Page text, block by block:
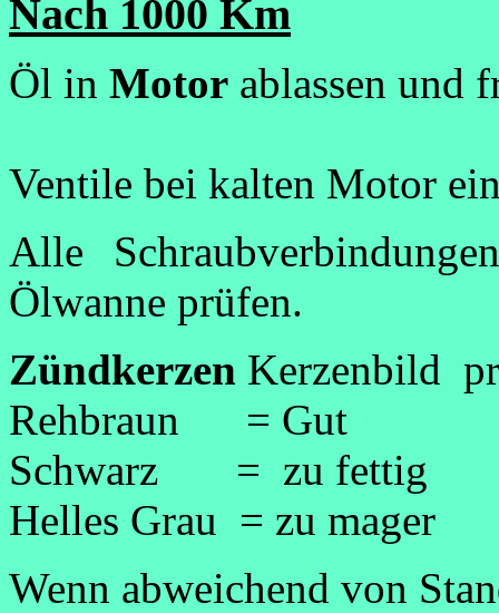
Nach 1000 Km
Öl in Motor ablassen und
Ventile bei kalten Motor
Alle
Ölwanne prüfen.
Zündkerzen Kerzenbild
Rehbraun = Gut
Schwarz = zu fettig
Helles Grau = zu mager
Wenn abweichend von